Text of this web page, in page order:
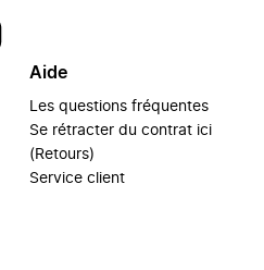
Aide
Les questions fréquentes
Se rétracter du contrat ici
(Retours)
Service client